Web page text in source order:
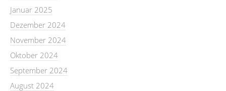
Januar 2025
Dezember 2024
November 2024
Oktober 2024
September 2024
August 2024